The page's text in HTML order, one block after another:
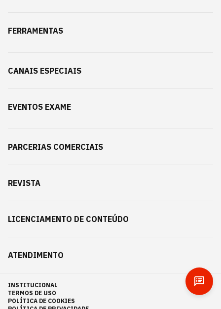
FERRAMENTAS
CANAIS ESPECIAIS
EVENTOS EXAME
PARCERIAS COMERCIAIS
REVISTA
LICENCIAMENTO DE CONTEÚDO
ATENDIMENTO
INSTITUCIONAL
TERMOS DE USO
POLÍTICA DE COOKIES